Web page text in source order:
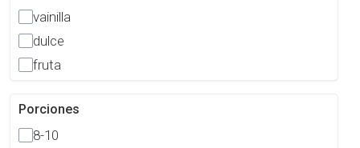
vainilla
dulce
fruta
Porciones
8-10